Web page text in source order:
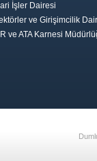
İşler Dairesi
ve Girişimcilik
ve ATA Karnesi